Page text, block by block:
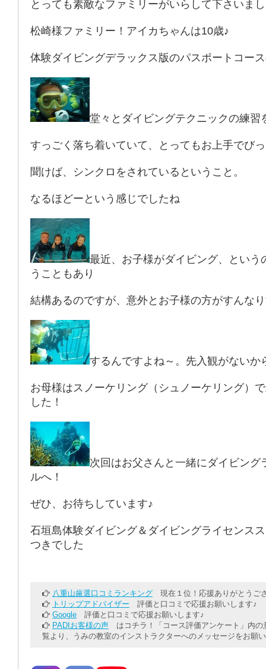
とっても素敵なファミリーがいらして下さいま
松崎様ファミリー！アイカちゃんは10歳♪
体験ダイビングデラックス版のパスポートコー
堂々とダイビングテクニックの練習
すっごく落ち着いていて、とってもお上手でび
聞けば、シンクロをされているということ。
なるほどーという感じでしたね
最近、お子様がダイビング、という
うこともあり
結構あるのですが、意外とお子様の方がすんな
するんですよね～。先入観がないか
お母様はスノーケリング（シュノーケリング）
した！
次回はお父さんと一緒にダイビング
ルへ！
ぜひ、お待ちしています♪
石垣島体験ダイビング＆ダイビングライセンス
つきでした
八重山厳選口コミランキング 現在１位！応援ありがとうご
トリップアドバイザー 評価と口コミで応援お願いします♪
Google 評価と口コミで応援お願いします♪
PADIお客様の声 はコチラ！「コース評価アンケート」内の
覧より、うみの教室のインストラクターへのメッセージをお願